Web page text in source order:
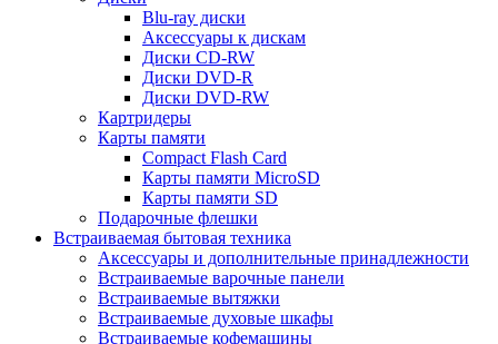
Blu-ray диски
Аксессуары к дискам
Диски CD-RW
Диски DVD-R
Диски DVD-RW
Картридеры
Карты памяти
Compact Flash Card
Карты памяти MicroSD
Карты памяти SD
Подарочные флешки
Встраиваемая бытовая техника
Аксессуары и дополнительные принадлежности
Встраиваемые варочные панели
Встраиваемые вытяжки
Встраиваемые духовые шкафы
Встраиваемые кофемашины